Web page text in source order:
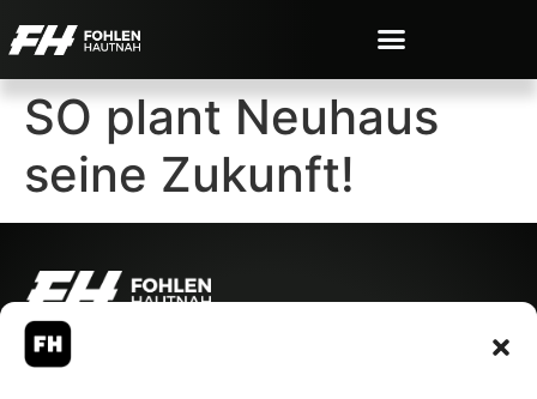
SO plant Neuhaus
seine Zukunft!
© 2007-2026 Fohlen-Hautnah.de
– Alle rechte vorbehalten.